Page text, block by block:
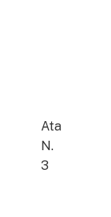
Ata
N.
3